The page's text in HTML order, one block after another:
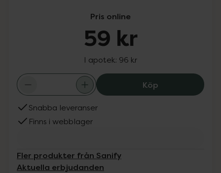
Pris online
59 kr
I apotek: 96 kr
KöpSanify
Snabba leveranser
Finns i webblager
Fler produkter från Sanify
Aktuella erbjudanden